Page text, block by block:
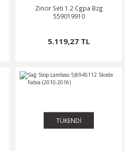
Zincir Seti 1.2 Cgpa Bzg
559019910
5.119,27 TL
TÜKENDİ